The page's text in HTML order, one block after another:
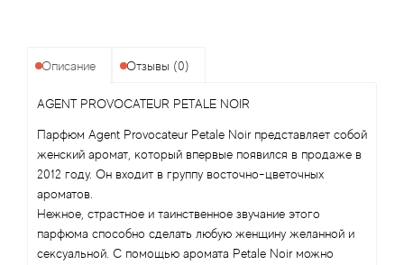
Описание Отзывы (0)
AGENT PROVOCATEUR PETALE NOIR
Парфюм Agent Provocateur Petale Noir представляет собой
женский аромат, который впервые появился в продаже в
2012 году. Он входит в группу восточно-цветочных
ароматов.
Нежное, страстное и таинственное звучание этого
парфюма способно сделать любую женщину желанной и
сексуальной. С помощью аромата Petale Noir можно
Antonio Puig
Antonio Visconti
Aquolina
Arabesque Perfumes
Arabiyat